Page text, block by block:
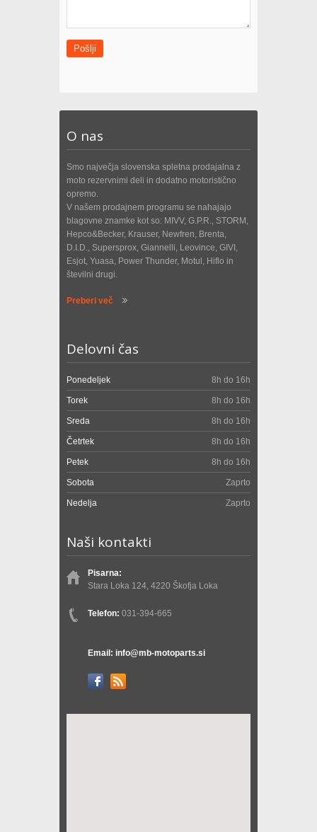
Pošlji
O nas
Smo največja slovenska spletna prodajalna z
moto rezervnimi deli in dodatno motoristično
opremo.
V našem prodajnem programu se nahajajo
blagovne znamke kot so: MIVV, G.P.R., STORM,
Hepco&Becker, Krauser, Newfren, Brenta,
D.I.D., Supersprox, Giannelli, Leovince, GIVI,
Esjot, Yuasa, Power Thunder, Motul, Hiflo in
številni drugi.
Preberi več
Delovni čas
Ponedeljek 8h do 16h
Torek 8h do 16h
Sreda 8h do 16h
Četrtek 8h do 16h
Petek 8h do 16h
Sobota Zaprto
Nedelja Zaprto
Naši kontakti
Pisarna:
Stara Loka 124, 4220 Škofja Loka
Telefon: 031-394-665
Email: info@mb-motoparts.si